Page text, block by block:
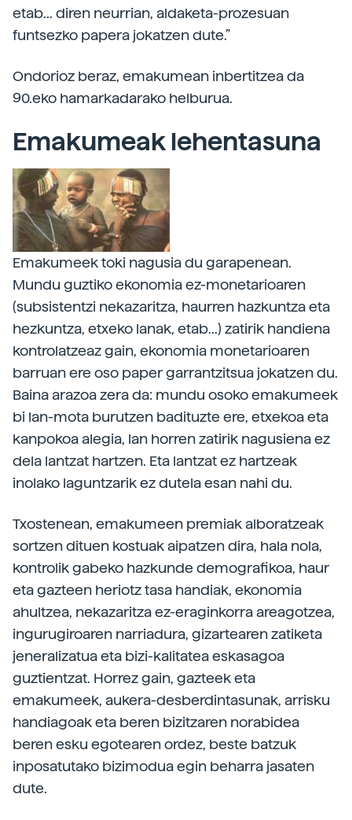
etab... diren neurrian, aldaketa-prozesuan
funtsezko papera jokatzen dute.”
Ondorioz beraz, emakumean inbertitzea da
90.eko hamarkadarako helburua.
Emakumeak lehentasuna
Emakumeek toki nagusia du garapenean.
Mundu guztiko ekonomia ez-monetarioaren
(subsistentzi nekazaritza, haurren hazkuntza eta
hezkuntza, etxeko lanak, etab...) zatirik handiena
kontrolatzeaz gain, ekonomia monetarioaren
barruan ere oso paper garrantzitsua jokatzen du.
Baina arazoa zera da: mundu osoko emakumeek
bi lan-mota burutzen badituzte ere, etxekoa eta
kanpokoa alegia, lan horren zatirik nagusiena ez
dela lantzat hartzen. Eta lantzat ez hartzeak
inolako laguntzarik ez dutela esan nahi du.
Txostenean, emakumeen premiak alboratzeak
sortzen dituen kostuak aipatzen dira, hala nola,
kontrolik gabeko hazkunde demografikoa, haur
eta gazteen heriotz tasa handiak, ekonomia
ahultzea, nekazaritza ez-eraginkorra areagotzea,
ingurugiroaren narriadura, gizartearen zatiketa
jeneralizatua eta bizi-kalitatea eskasagoa
guztientzat. Horrez gain, gazteek eta
emakumeek, aukera-desberdintasunak, arrisku
handiagoak eta beren bizitzaren norabidea
beren esku egotearen ordez, beste batzuk
inposatutako bizimodua egin beharra jasaten
dute.